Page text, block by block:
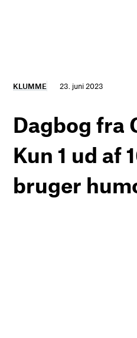
KLUMME 23. juni 2023
Dagbog fra
Kun 1 ud af
bruger